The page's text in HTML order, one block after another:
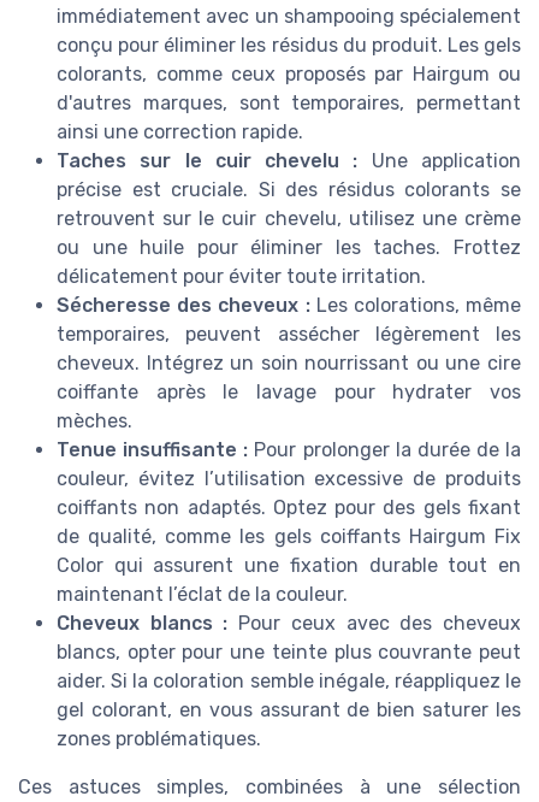
immédiatement avec un shampooing spécialement
conçu pour éliminer les résidus du produit. Les gels
colorants, comme ceux proposés par Hairgum ou
d'autres marques, sont temporaires, permettant
ainsi une correction rapide.
Taches sur le cuir chevelu : Une application
précise est cruciale. Si des résidus colorants se
retrouvent sur le cuir chevelu, utilisez une crème
ou une huile pour éliminer les taches. Frottez
délicatement pour éviter toute irritation.
Sécheresse des cheveux :Les colorations, même
temporaires, peuvent assécher légèrement les
cheveux. Intégrez un soin nourrissant ou une cire
coiffante après le lavage pour hydrater vos
mèches.
Tenue insuffisante : Pour prolonger la durée de la
couleur, évitez l’utilisation excessive de produits
coiffants non adaptés. Optez pour des gels fixant
de qualité, comme les gels coiffants Hairgum Fix
Color qui assurent une fixation durable tout en
maintenant l’éclat de la couleur.
Cheveux blancs : Pour ceux avec des cheveux
blancs, opter pour une teinte plus couvrante peut
aider. Si la coloration semble inégale, réappliquez le
gel colorant, en vous assurant de bien saturer les
zones problématiques.
Ces astuces simples, combinées à une sélection